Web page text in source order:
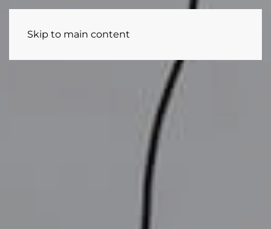
Skip to main content